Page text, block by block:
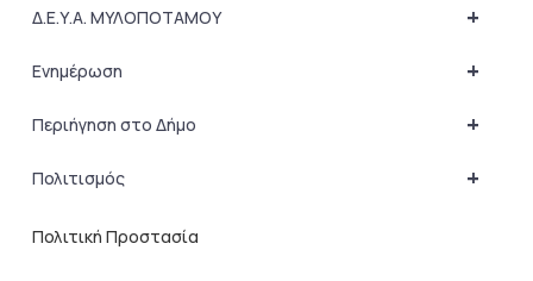
+
Δ.Ε.Υ.Α. ΜΥΛΟΠΟΤΑΜΟΥ
+
Ενημέρωση
+
Περιήγηση στο Δήμο
+
Πολιτισμός
Πολιτική Προστασία